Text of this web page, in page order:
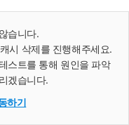
습니다.
시 삭제를 진행해주세요.
스트를 통해 원인을 파악
겠습니다.
하기